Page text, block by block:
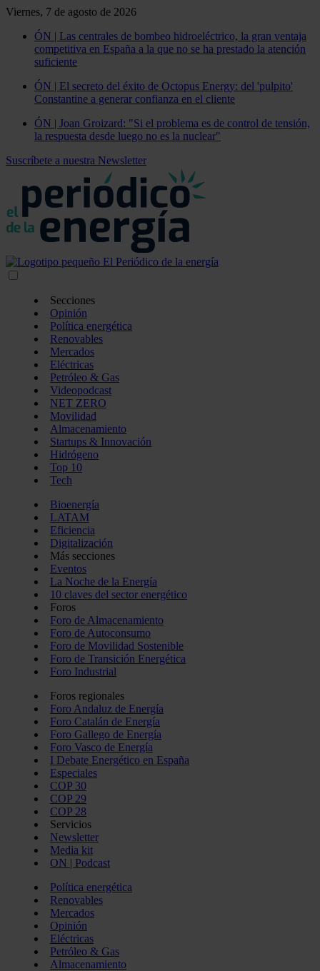
Viernes, 7 de agosto de 2026
ÓN | Las centrales de bombeo hidroeléctrico, la gran ventaja
competitiva en España a la que no se ha prestado la atención
suficiente
ÓN | El secreto del éxito de Octopus Energy: del 'pulpito'
Constantine a generar confianza en el cliente
ÓN | Joan Groizard: "Si el problema es de control de tensión,
la respuesta desde luego no es la nuclear"
Suscríbete a nuestra Newsletter
Secciones
Opinión
Política energética
Renovables
Mercados
Eléctricas
Petróleo & Gas
Videopodcast
NET ZERO
Movilidad
Almacenamiento
Startups & Innovación
Hidrógeno
Top 10
Tech
Bioenergía
LATAM
Eficiencia
Digitalización
Más secciones
Eventos
La Noche de la Energía
10 claves del sector energético
Foros
Foro de Almacenamiento
Foro de Autoconsumo
Foro de Movilidad Sostenible
Foro de Transición Energética
Foro Industrial
Foros regionales
Foro Andaluz de Energía
Foro Catalán de Energía
Foro Gallego de Energía
Foro Vasco de Energía
I Debate Energético en España
Especiales
COP 30
COP 29
COP 28
Servicios
Newsletter
Media kit
ON | Podcast
Política energética
Renovables
Mercados
Opinión
Eléctricas
Petróleo & Gas
Almacenamiento